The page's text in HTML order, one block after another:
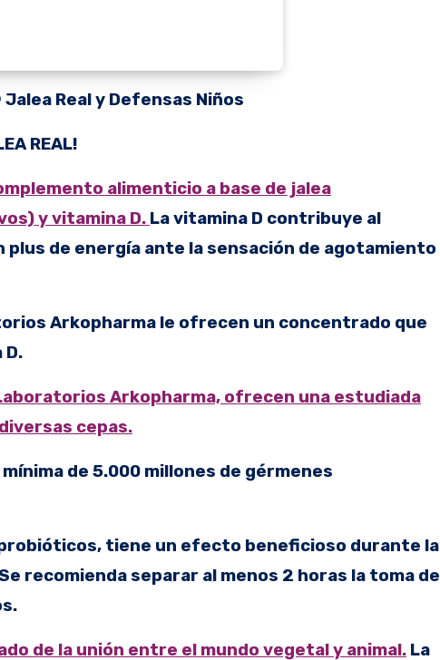
Real y Defensas Niños
REAL!
alimenticio a base de jalea
y vitamina D. La vitamina D contribuye al
de energía ante la sensación de agotamiento
Arkopharma le ofrecen un concentrado que
Arkopharma, ofrecen una estudiada
cepas.
de 5.000 millones de gérmenes
tiene un efecto beneficioso durante la
recomienda separar al menos 2 horas la toma de
de la unión entre el mundo vegetal y animal. La